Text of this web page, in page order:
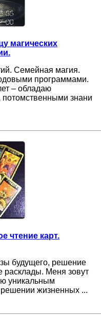
магических
Семейная магия.
программами.
– обладаю
знани
чтение карт.
будущего, решение
расклады. Меня зовут
уникальным
жизненных ...